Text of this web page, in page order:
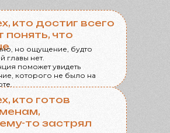
кто достиг всего
понять, что
но ощущение, будто
главы нет.
поможет увидеть
которого не было на
кто готов
то застрял